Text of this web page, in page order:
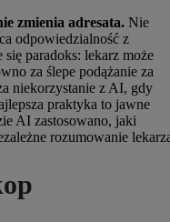
zmienia adresata. Nie
odpowiedzialność z
paradoks: lekarz może
za ślepe podążanie za
niekorzystanie z AI, gdy
praktyka to jawne
AI zastosowano, jaki
rozumowanie